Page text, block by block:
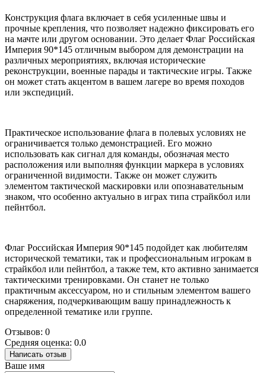
Конструкция флага включает в себя усиленные швы и
прочные крепления, что позволяет надежно фиксировать его
на мачте или другом основании. Это делает Флаг Российская
Империя 90*145 отличным выбором для демонстрации на
различных мероприятиях, включая исторические
реконструкции, военные парады и тактические игры. Также
он может стать акцентом в вашем лагере во время походов
или экспедиций.
Практическое использование флага в полевых условиях не
ограничивается только демонстрацией. Его можно
использовать как сигнал для команды, обозначая место
расположения или выполняя функции маркера в условиях
ограниченной видимости. Также он может служить
элементом тактической маскировки или опознавательным
знаком, что особенно актуально в играх типа страйкбол или
пейнтбол.
Флаг Российская Империя 90*145 подойдет как любителям
исторической тематики, так и профессиональным игрокам в
страйкбол или пейнтбол, а также тем, кто активно занимается
тактическими тренировками. Он станет не только
практичным аксессуаром, но и стильным элементом вашего
снаряжения, подчеркивающим вашу принадлежность к
определенной тематике или группе.
Отзывов: 0
Средняя оценка: 0.0
Написать отзыв
Ваше имя